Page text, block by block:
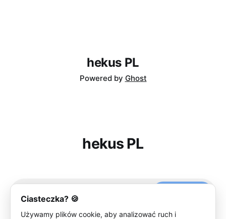
Ciasteczka? 🍪
Używamy plików cookie, aby analizować ruch i
hekus PL
Powered by Ghost
hekus PL